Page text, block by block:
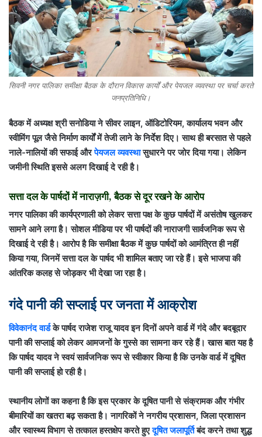
सिवनी नगर पालिका समीक्षा बैठक के दौरान विकास कार्यों और पेयजल व्यवस्था पर चर्चा करते
जनप्रतिनिधि।
बैठक में अध्यक्ष श्री सनोडिया ने सीवर लाइन, ऑडिटोरियम, कार्यालय भवन और
स्वीमिंग पूल जैसे निर्माण कार्यों में तेजी लाने के निर्देश दिए। साथ ही बरसात से पहले
नाले-नालियों की सफाई औरपेयजल व्यवस्थासुधारने पर जोर दिया गया। लेकिन
जमीनी स्थिति इससे अलग दिखाई दे रही है।
सत्ता दल के पार्षदों में नाराज़गी, बैठक से दूर रखने के आरोप
नगर पालिका की कार्यप्रणाली को लेकर सत्ता पक्ष के कुछ पार्षदों में असंतोष खुलकर
सामने आने लगा है। सोशल मीडिया पर भी पार्षदों की नाराजगी सार्वजनिक रूप से
दिखाई दे रही है। आरोप है कि समीक्षा बैठक में कुछ पार्षदों को आमंत्रित ही नहीं
किया गया, जिनमें सत्ता दल के पार्षद भी शामिल बताए जा रहे हैं। इसे भाजपा की
आंतरिक कलह से जोड़कर भी देखा जा रहा है।
गंदे पानी की सप्लाई पर जनता में आक्रोश
विवेकानंद वार्डके पार्षदराजेश राजू यादवइन दिनों अपने वार्ड में गंदे और बदबूदार
पानी की सप्लाई को लेकर आमजनों के गुस्से का सामना कर रहे हैं। खास बात यह है
कि पार्षद यादव ने स्वयं सार्वजनिक रूप से स्वीकार किया है कि उनके वार्ड में दूषित
पानी की सप्लाई हो रही है।
स्थानीय लोगों का कहना है कि इस प्रकार के दूषित पानी से संक्रामक और गंभीर
बीमारियों का खतरा बढ़ सकता है। नागरिकों ने नगरीय प्रशासन, जिला प्रशासन
और स्वास्थ्य विभाग से तत्काल हस्तक्षेप करते हुएदूषित जलापूर्तिबंद करने तथा शुद्ध